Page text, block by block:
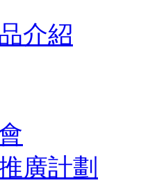
介紹
廣計劃